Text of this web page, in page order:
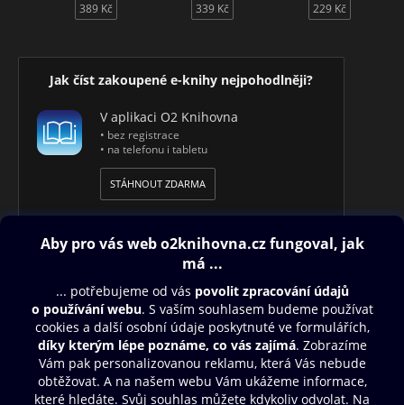
389 Kč 339 Kč 229 Kč
Jak číst zakoupené e-knihy nejpohodlněji?
V aplikaci O2 Knihovna
• bez registrace
• na telefonu i tabletu
STÁHNOUT ZDARMA
Obsah ke stažení
Moje O2 Knihovna
Další zábava